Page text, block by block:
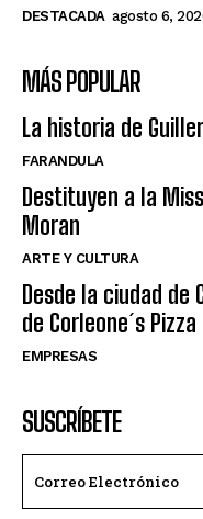
DESTACADA agosto 6,
MÁS POPULAR
La historia de
FARANDULA
Destituyen a la
Moran
ARTE Y CULTURA
Desde la ciudad de
de Corleone´s Pizza
EMPRESAS
SUSCRÍBETE